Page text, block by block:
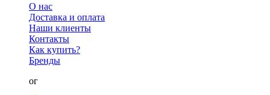
О нас
Доставка и оплата
Наши клиенты
Контакты
Как купить?
Бренды
Каталог